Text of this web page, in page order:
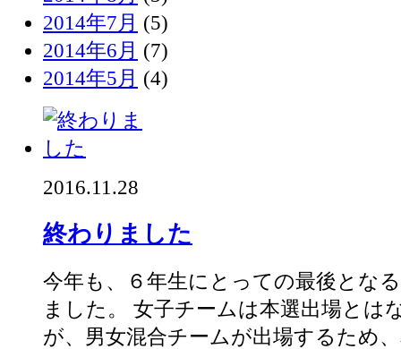
2014年7月 (5)
2014年6月 (7)
2014年5月 (4)
2016.11.28
終わりました
今年も、６年生にとっての最後とな
ました。 女子チームは本選出場とは
が、男女混合チームが出場するため